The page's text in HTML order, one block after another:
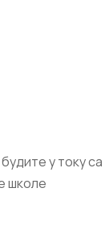
у току са
школе